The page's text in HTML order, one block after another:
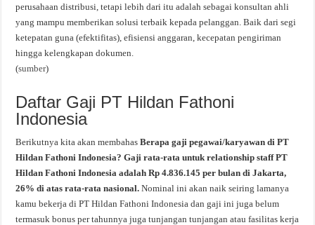
perusahaan distribusi, tetapi lebih dari itu adalah sebagai konsultan ahli
yang mampu memberikan solusi terbaik kepada pelanggan. Baik dari segi
ketepatan guna (efektifitas), efisiensi anggaran, kecepatan pengiriman
hingga kelengkapan dokumen.
(sumber)
Daftar Gaji PT Hildan Fathoni
Indonesia
Berikutnya kita akan membahasBerapa gaji pegawai/karyawan di PT
Hildan Fathoni Indonesia? Gaji rata-rata untuk relationship staff PT
Hildan Fathoni Indonesia adalah Rp 4.836.145 per bulan di Jakarta,
26% di atas rata-rata nasional.Nominal ini akan naik seiring lamanya
kamu bekerja di PT Hildan Fathoni Indonesia dan gaji ini juga belum
termasuk bonus per tahunnya juga tunjangan tunjangan atau fasilitas kerja